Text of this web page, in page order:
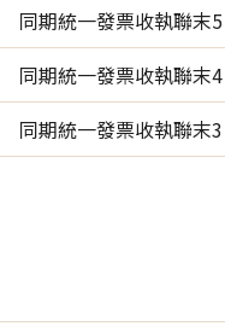
同期統一發票收執聯末
同期統一發票收執聯末
同期統一發票收執聯末